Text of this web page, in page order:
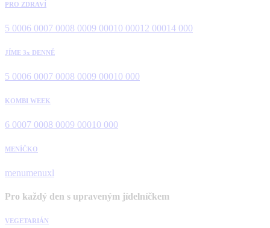
PRO ZDRAVÍ
5 0006 0007 0008 0009 00010 00012 00014 000
JÍME 3x DENNĚ
5 0006 0007 0008 0009 00010 000
KOMBI WEEK
6 0007 0008 0009 00010 000
MENÍČKO
menumenuxl
Pro každý den s upraveným jídelníčkem
VEGETARIÁN